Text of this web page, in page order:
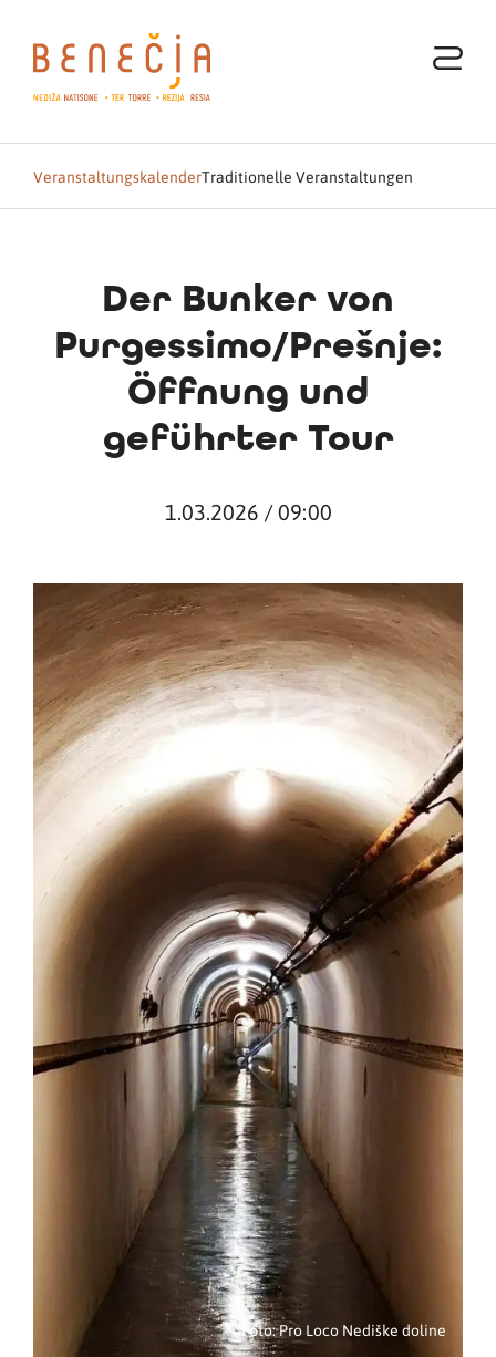
VeranstaltungskalenderTraditionelle Veranstaltungen
Der Bunker von
Purgessimo/Prešnje:
Öffnung und
geführter Tour
1.03.2026 / 09:00
Foto: Pro Loco Nediške doline